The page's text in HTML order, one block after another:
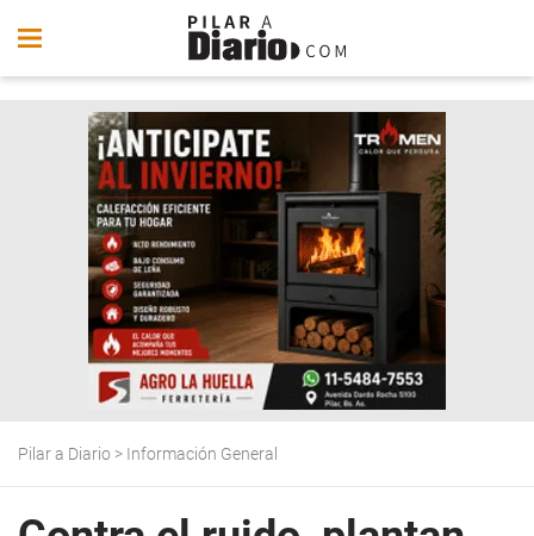
Pilar a Diario > Información General